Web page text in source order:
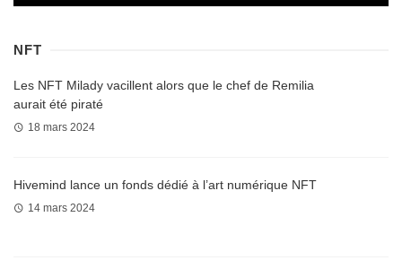
NFT
Les NFT Milady vacillent alors que le chef de Remilia
aurait été piraté
18 mars 2024
Hivemind lance un fonds dédié à l’art numérique NFT
14 mars 2024